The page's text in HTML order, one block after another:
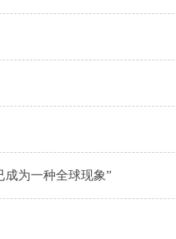
成为一种全球现象”